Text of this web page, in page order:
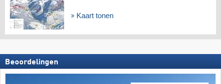
Kaart tonen
Beoordelingen